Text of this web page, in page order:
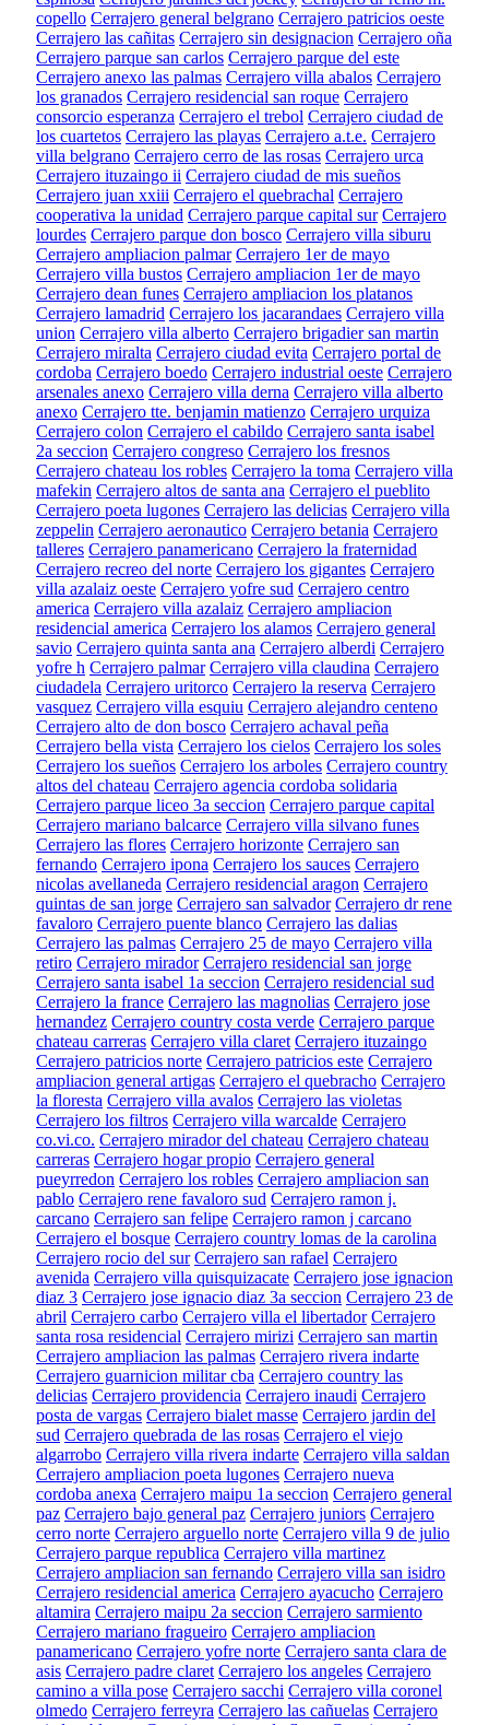
copello Cerrajero general belgrano Cerrajero patricios oeste
Cerrajero las cañitas Cerrajero sin designacion Cerrajero oña
Cerrajero parque san carlos Cerrajero parque del este
Cerrajero anexo las palmas Cerrajero villa abalos Cerrajero
los granados Cerrajero residencial san roque Cerrajero
consorcio esperanza Cerrajero el trebol Cerrajero ciudad de
los cuartetos Cerrajero las playas Cerrajero a.t.e. Cerrajero
villa belgrano Cerrajero cerro de las rosas Cerrajero urca
Cerrajero ituzaingo ii Cerrajero ciudad de mis sueños
Cerrajero juan xxiii Cerrajero el quebrachal Cerrajero
cooperativa la unidad Cerrajero parque capital sur Cerrajero
lourdes Cerrajero parque don bosco Cerrajero villa siburu
Cerrajero ampliacion palmar Cerrajero 1er de mayo
Cerrajero villa bustos Cerrajero ampliacion 1er de mayo
Cerrajero dean funes Cerrajero ampliacion los platanos
Cerrajero lamadrid Cerrajero los jacarandaes Cerrajero villa
union Cerrajero villa alberto Cerrajero brigadier san martin
Cerrajero miralta Cerrajero ciudad evita Cerrajero portal de
cordoba Cerrajero boedo Cerrajero industrial oeste Cerrajero
arsenales anexo Cerrajero villa derna Cerrajero villa alberto
anexo Cerrajero tte. benjamin matienzo Cerrajero urquiza
Cerrajero colon Cerrajero el cabildo Cerrajero santa isabel
2a seccion Cerrajero congreso Cerrajero los fresnos
Cerrajero chateau los robles Cerrajero la toma Cerrajero villa
mafekin Cerrajero altos de santa ana Cerrajero el pueblito
Cerrajero poeta lugones Cerrajero las delicias Cerrajero villa
zeppelin Cerrajero aeronautico Cerrajero betania Cerrajero
talleres Cerrajero panamericano Cerrajero la fraternidad
Cerrajero recreo del norte Cerrajero los gigantes Cerrajero
villa azalaiz oeste Cerrajero yofre sud Cerrajero centro
america Cerrajero villa azalaiz Cerrajero ampliacion
residencial america Cerrajero los alamos Cerrajero general
savio Cerrajero quinta santa ana Cerrajero alberdi Cerrajero
yofre h Cerrajero palmar Cerrajero villa claudina Cerrajero
ciudadela Cerrajero uritorco Cerrajero la reserva Cerrajero
vasquez Cerrajero villa esquiu Cerrajero alejandro centeno
Cerrajero alto de don bosco Cerrajero achaval peña
Cerrajero bella vista Cerrajero los cielos Cerrajero los soles
Cerrajero los sueños Cerrajero los arboles Cerrajero country
altos del chateau Cerrajero agencia cordoba solidaria
Cerrajero parque liceo 3a seccion Cerrajero parque capital
Cerrajero mariano balcarce Cerrajero villa silvano funes
Cerrajero las flores Cerrajero horizonte Cerrajero san
fernando Cerrajero ipona Cerrajero los sauces Cerrajero
nicolas avellaneda Cerrajero residencial aragon Cerrajero
quintas de san jorge Cerrajero san salvador Cerrajero dr rene
favaloro Cerrajero puente blanco Cerrajero las dalias
Cerrajero las palmas Cerrajero 25 de mayo Cerrajero villa
retiro Cerrajero mirador Cerrajero residencial san jorge
Cerrajero santa isabel 1a seccion Cerrajero residencial sud
Cerrajero la france Cerrajero las magnolias Cerrajero jose
hernandez Cerrajero country costa verde Cerrajero parque
chateau carreras Cerrajero villa claret Cerrajero ituzaingo
Cerrajero patricios norte Cerrajero patricios este Cerrajero
ampliacion general artigas Cerrajero el quebracho Cerrajero
la floresta Cerrajero villa avalos Cerrajero las violetas
Cerrajero los filtros Cerrajero villa warcalde Cerrajero
co.vi.co. Cerrajero mirador del chateau Cerrajero chateau
carreras Cerrajero hogar propio Cerrajero general
pueyrredon Cerrajero los robles Cerrajero ampliacion san
pablo Cerrajero rene favaloro sud Cerrajero ramon j.
carcano Cerrajero san felipe Cerrajero ramon j carcano
Cerrajero el bosque Cerrajero country lomas de la carolina
Cerrajero rocio del sur Cerrajero san rafael Cerrajero
avenida Cerrajero villa quisquizacate Cerrajero jose ignacion
diaz 3 Cerrajero jose ignacio diaz 3a seccion Cerrajero 23 de
abril Cerrajero carbo Cerrajero villa el libertador Cerrajero
santa rosa residencial Cerrajero mirizi Cerrajero san martin
Cerrajero ampliacion las palmas Cerrajero rivera indarte
Cerrajero guarnicion militar cba Cerrajero country las
delicias Cerrajero providencia Cerrajero inaudi Cerrajero
posta de vargas Cerrajero bialet masse Cerrajero jardin del
sud Cerrajero quebrada de las rosas Cerrajero el viejo
algarrobo Cerrajero villa rivera indarte Cerrajero villa saldan
Cerrajero ampliacion poeta lugones Cerrajero nueva
cordoba anexa Cerrajero maipu 1a seccion Cerrajero general
paz Cerrajero bajo general paz Cerrajero juniors Cerrajero
cerro norte Cerrajero arguello norte Cerrajero villa 9 de julio
Cerrajero parque republica Cerrajero villa martinez
Cerrajero ampliacion san fernando Cerrajero villa san isidro
Cerrajero residencial america Cerrajero ayacucho Cerrajero
altamira Cerrajero maipu 2a seccion Cerrajero sarmiento
Cerrajero mariano fragueiro Cerrajero ampliacion
panamericano Cerrajero yofre norte Cerrajero santa clara de
asis Cerrajero padre claret Cerrajero los angeles Cerrajero
camino a villa pose Cerrajero sacchi Cerrajero villa coronel
olmedo Cerrajero ferreyra Cerrajero las cañuelas Cerrajero